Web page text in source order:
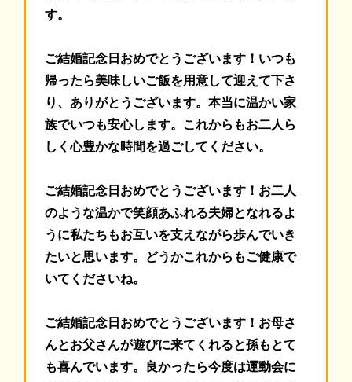
す。
ご結婚記念日おめでとうございます！ いつも
帰ったら美味しいご飯を用意して迎えて下さ
り、ありがとうございます。本当に温かい家
族でいつも安心します。これからもお二人ら
しく心豊かな時間を過ごしてください。
ご結婚記念日おめでとうございます！ お二人
のような温かで笑顔あふれる夫婦となれるよ
うに私たちもお互いを支えながら歩んでいき
たいと思います。どうかこれからもご健康で
いてくださいね。
ご結婚記念日おめでとうございます！ お母さ
んとお父さんが遊びに来てくれると孫もとて
も喜んでいます。良かったら今度は運動会に